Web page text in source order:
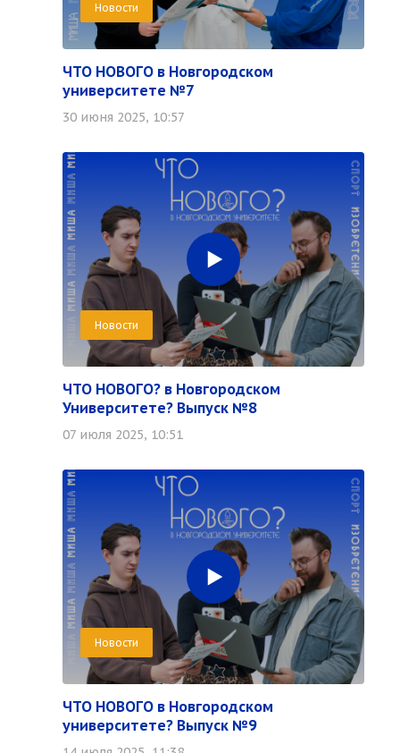
Новости
ЧТО НОВОГО в Новгородском
университете №7
30 июня 2025, 10:57
Новости
ЧТО НОВОГО? в Новгородском
Университете? Выпуск №8
07 июля 2025, 10:51
Новости
ЧТО НОВОГО в Новгородском
университете? Выпуск №9